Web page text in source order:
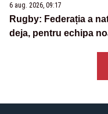
6 aug. 2026, 09:17
Rugby: Federația a
deja, pentru echipa